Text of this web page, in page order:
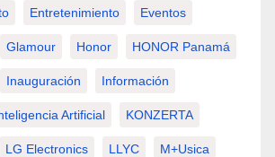
Entretenimiento Eventos
Glamour Honor HONOR Panamá
Inauguración Información
Artificial KONZERTA
LG Electronics LLYC M+usica